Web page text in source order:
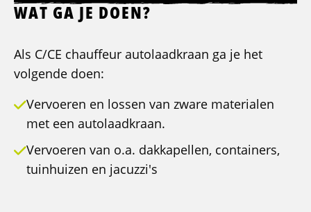
WAT GA JE DOEN?
Als C/CE chauffeur autolaadkraan ga je het
volgende doen:
Vervoeren en lossen van zware materialen
met een autolaadkraan.
Vervoeren van o.a. dakkapellen, containers,
tuinhuizen en jacuzzi's